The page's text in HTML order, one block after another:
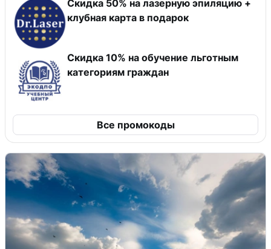
Скидка 50% на лазерную эпиляцию +
клубная карта в подарок
Скидка 10% на обучение льготным
категориям граждан
Все промокоды